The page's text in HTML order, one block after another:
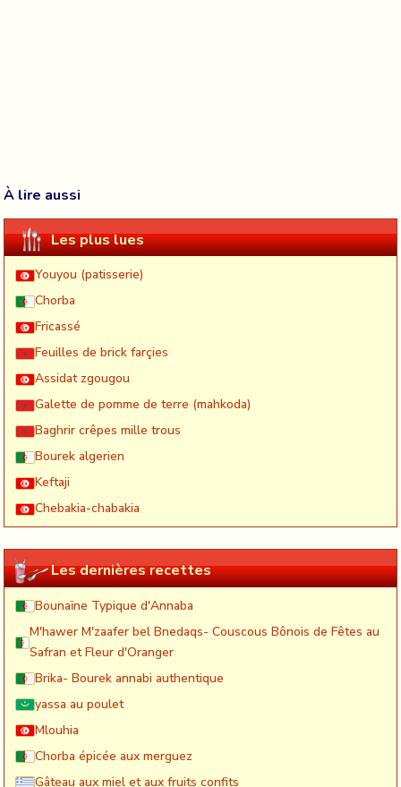
À lire aussi
Les plus lues
Youyou (patisserie)
Chorba
Fricassé
Feuilles de brick farçies
Assidat zgougou
Galette de pomme de terre (mahkoda)
Baghrir crêpes mille trous
Bourek algerien
Keftaji
Chebakia-chabakia
Les dernières recettes
Bounaïne Typique d'Annaba
M'hawer M'zaafer bel Bnedaqs- Couscous Bônois de Fêtes au
Safran et Fleur d'Oranger
Brika- Bourek annabi authentique
yassa au poulet
Mlouhia
Chorba épicée aux merguez
Gâteau aux miel et aux fruits confits